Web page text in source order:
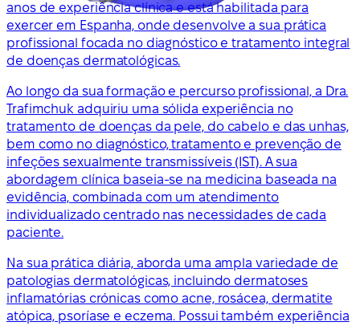
anos de experiência clínica e está habilitada para
exercer em Espanha, onde desenvolve a sua prática
profissional focada no diagnóstico e tratamento integral
de doenças dermatológicas.
Ao longo da sua formação e percurso profissional, a Dra.
Trafimchuk adquiriu uma sólida experiência no
tratamento de doenças da pele, do cabelo e das unhas,
bem como no diagnóstico, tratamento e prevenção de
infeções sexualmente transmissíveis (IST). A sua
abordagem clínica baseia-se na medicina baseada na
evidência, combinada com um atendimento
individualizado centrado nas necessidades de cada
paciente.
Na sua prática diária, aborda uma ampla variedade de
patologias dermatológicas, incluindo dermatoses
inflamatórias crónicas como acne, rosácea, dermatite
atópica, psoríase e eczema. Possui também experiência